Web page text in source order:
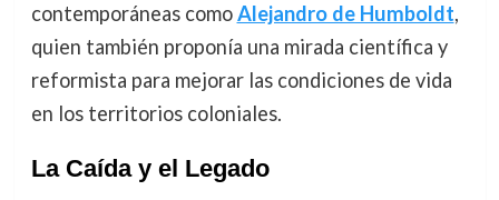
contemporáneas comoAlejandro de Humboldt,
quien también proponía una mirada científica y
reformista para mejorar las condiciones de vida
en los territorios coloniales.
La Caída y el Legado